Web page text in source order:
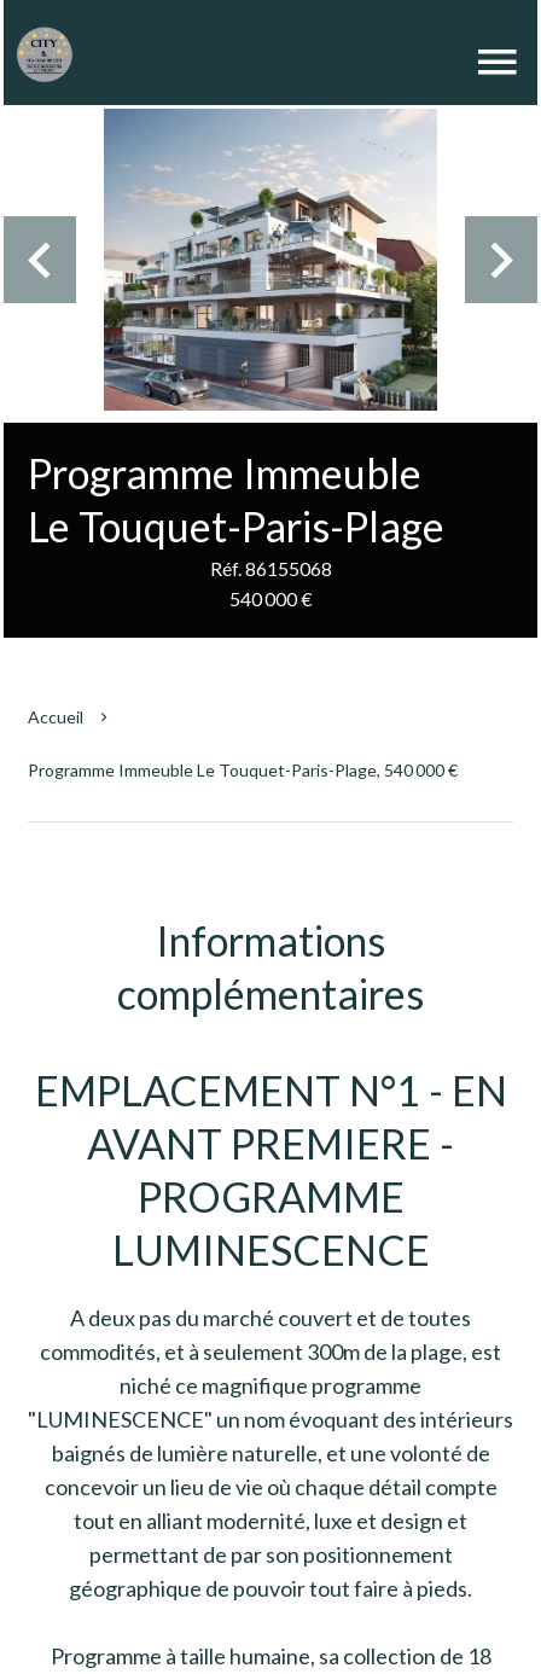
Programme Immeuble
Le Touquet-Paris-Plage
Réf. 86155068
540 000 €
Accueil
Programme Immeuble Le Touquet-Paris-Plage, 540 000 €
Informations
complémentaires
EMPLACEMENT N°1 - EN
AVANT PREMIERE -
PROGRAMME
LUMINESCENCE
A deux pas du marché couvert et de toutes
commodités, et à seulement 300m de la plage, est
niché ce magnifique programme
"LUMINESCENCE" un nom évoquant des intérieurs
baignés de lumière naturelle, et une volonté de
concevoir un lieu de vie où chaque détail compte
tout en alliant modernité, luxe et design et
permettant de par son positionnement
géographique de pouvoir tout faire à pieds.
Programme à taille humaine, sa collection de 18